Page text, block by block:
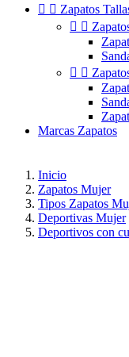
  Zapatos
 
 
Marcas Zapatos
Inicio
Zapatos Mujer
Tipos Zapatos
Deportivas Mujer
Deportivos con